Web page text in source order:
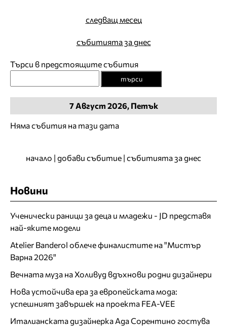
следващ месец
събитията за днес
Търси в предстоящите събития
търси
7Август 2026, Петък
Няма събития на тази дата
начало | добави събитие | събитията за днес
Новини
Ученически раници за деца и младежи - JD представя
най-яките модели
Atelier Banderol облече финалистите на "Мистър
Варна 2026"
Вечната муза на Холивуд вдъхнови родни дизайнери
Нова устойчива ера за европейската мода:
успешният завършек на проекта FEA-VEE
Италианската дизайнерка Ада Сорентино гостува